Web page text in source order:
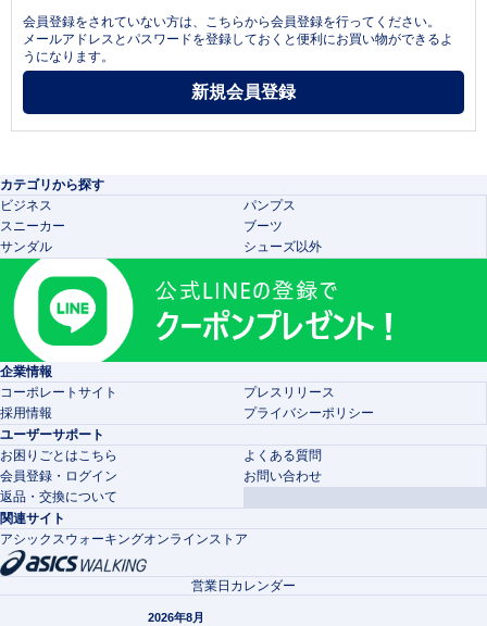
会員登録をされていない方は、こちらから会員登録を行ってください。
メールアドレスとパスワードを登録しておくと便利にお買い物ができるよ
うになります。
カテゴリから探す
ビジネス
パンプス
スニーカー
ブーツ
サンダル
シューズ以外
企業情報
コーポレートサイト
プレスリリース
採用情報
プライバシーポリシー
ユーザーサポート
お困りごとはこちら
よくある質問
会員登録・ログイン
お問い合わせ
返品・交換について
関連サイト
アシックスウォーキングオンラインストア
営業日カレンダー
2026年8月